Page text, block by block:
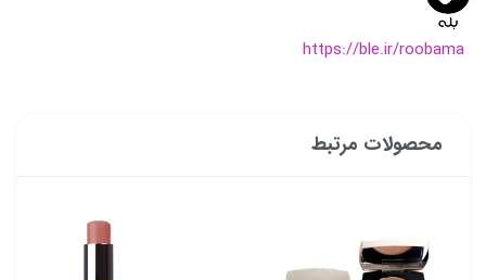
https://ble.ir/roobama
محصولات مرتبط